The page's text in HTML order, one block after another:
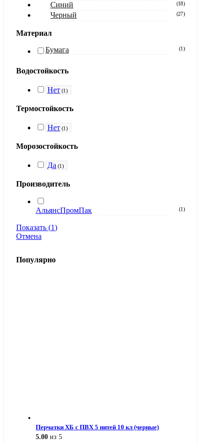
Синий (18)
Черный (27)
Материал
Бумага
(1)
Водостойкость
Нет (1)
Термостойкость
Нет (1)
Морозостойкость
Да (1)
Производитель
АльянсПромПак (1)
Показать (1)
Отмена
Популярно
Перчатки ХБ с ПВХ 5 нитей 10 кл (черные)
5.00 из 5